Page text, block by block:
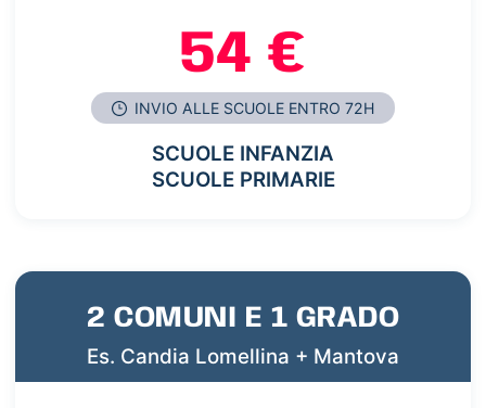
54 €
INVIO ALLE SCUOLE ENTRO 72H
SCUOLE INFANZIA
SCUOLE PRIMARIE
2 COMUNI E 1 GRADO
Es. Candia Lomellina + Mantova